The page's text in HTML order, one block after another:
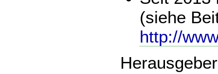
(siehe
http://